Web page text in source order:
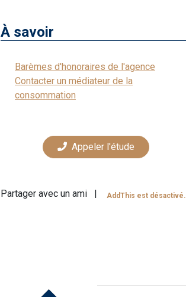
À savoir
Barèmes d'honoraires de l'agence
Contacter un médiateur de la
consommation
Appeler l'étude
Partager avec un ami | AddThis est désactivé.